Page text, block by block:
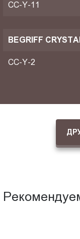
CC-Y-11
BEGRIFF
CC-Y-2